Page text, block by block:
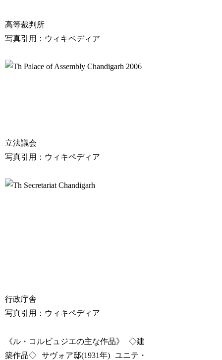
高等裁判所
写真引用：ウィキペディア
立法議会
写真引用：ウィキペディア
行政庁舎
写真引用：ウィキペディア
《ル・コルビュジエの主な作品》 ◇建
築作品◇ サヴォア邸(1931年) ユニテ・